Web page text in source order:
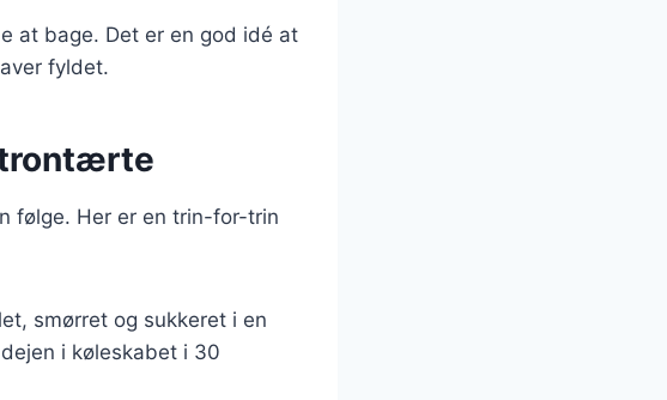
at bage. Det er en god idé at
fyldet.
følge. Her er en trin-for-trin
smørret og sukkeret i en
i køleskabet i 30